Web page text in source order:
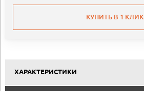
КУПИТЬ В 1 КЛИК
ХАРАКТЕРИСТИКИ